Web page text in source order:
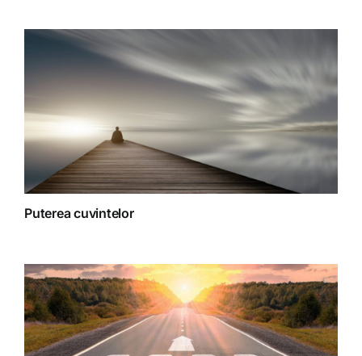
Puterea cuvintelor